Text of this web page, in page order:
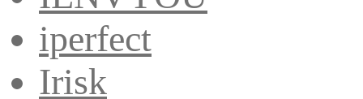
iperfect
Irisk